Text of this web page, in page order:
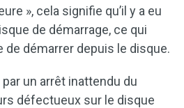
», cela signifie qu’il y a eu
de démarrage, ce qui
démarrer depuis le disque.
un arrêt inattendu du
défectueux sur le disque